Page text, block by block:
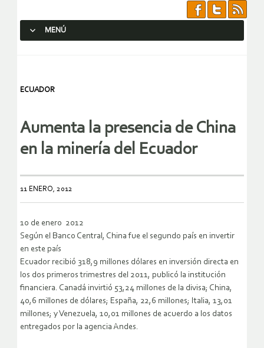
MENÚ
ECUADOR
Aumenta la presencia de China
en la minería del Ecuador
11 ENERO, 2012
10 de enero 2012
Según el Banco Central, China fue el segundo país en invertir
en este país
Ecuador recibió 318,9 millones dólares en inversión directa en
los dos primeros trimestres del 2011, publicó la institución
financiera. Canadá invirtió 53,24 millones de la divisa; China,
40,6 millones de dólares; España, 22,6 millones; Italia, 13,01
millones; y Venezuela, 10,01 millones de acuerdo a los datos
entregados por la agencia Andes.